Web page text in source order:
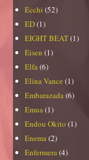
Ecchi (52)
ED(1)
EIGHT BEAT(1)
Eisen (1)
Elfa (6)
Elina Vance (1)
Embarazada (6)
Emua (1)
Endou Okito (1)
Enema (2)
Enfermera (4)